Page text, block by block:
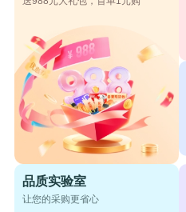
品质实验室
让您的采购更省心